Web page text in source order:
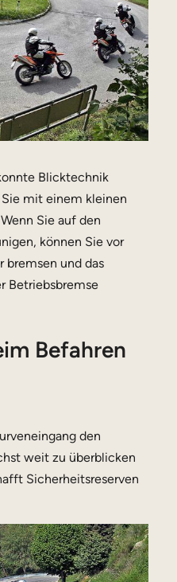
Blicktechnik
mit einem kleinen
Sie auf den
können Sie vor
bremsen und das
Betriebsbremse
Befahren
den
weit zu überblicken
Sicherheitsreserven